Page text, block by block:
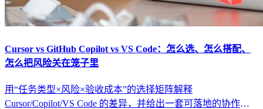
Cursor vs GitHub Copilot vs VS Code：怎么选、怎么搭配、
怎么把风险关在笼子里
用“任务类型×风险×验收成本”的选择矩阵解释
Cursor/Copilot/VS Code 的差异，并给出一套可落地的协作工